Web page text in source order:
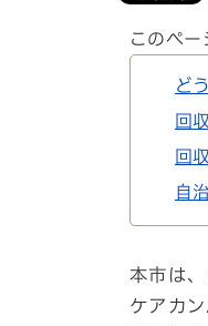
このペー
ど
回
回
自
本市は
ケアカ